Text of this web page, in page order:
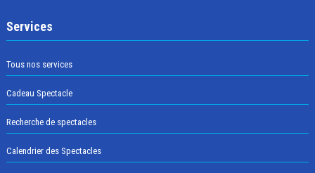
Services
Tous nos services
Cadeau Spectacle
Recherche de spectacles
Calendrier des Spectacles